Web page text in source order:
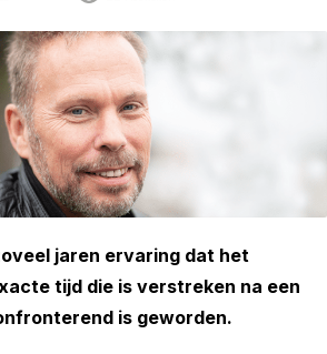
jaren ervaring dat het
tijd die is verstreken na een
is geworden.